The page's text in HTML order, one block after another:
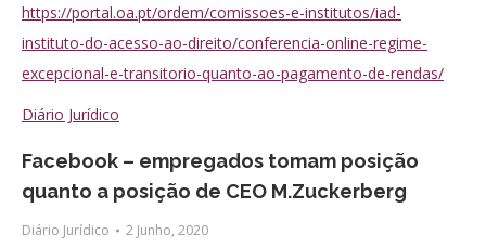
https://portal.oa.pt/ordem/comissoes-e-institutos/iad-
instituto-do-acesso-ao-direito/conferencia-online-regime-
excepcional-e-transitorio-quanto-ao-pagamento-de-rendas/
Diário Jurídico
Facebook – empregados tomam posição
quanto a posição de CEO M.Zuckerberg
Diário Jurídico 2 Junho, 2020